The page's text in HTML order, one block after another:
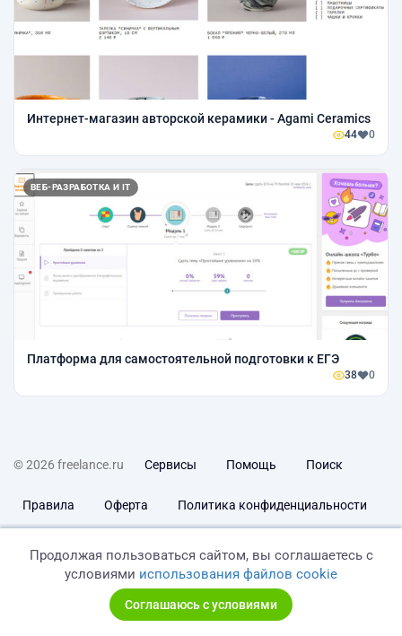
Интернет-магазин авторской керамики - Agami Ceramics
44 0
ВЕБ-РАЗРАБОТКА И IT
Платформа для самостоятельной подготовки к ЕГЭ
38 0
© 2026 freelance.ru Сервисы Помощь Поиск
Правила Оферта Политика конфиденциальности
Продолжая пользоваться сайтом, вы соглашаетесь с
условиями использования файлов cookie
Соглашаюсь с условиями